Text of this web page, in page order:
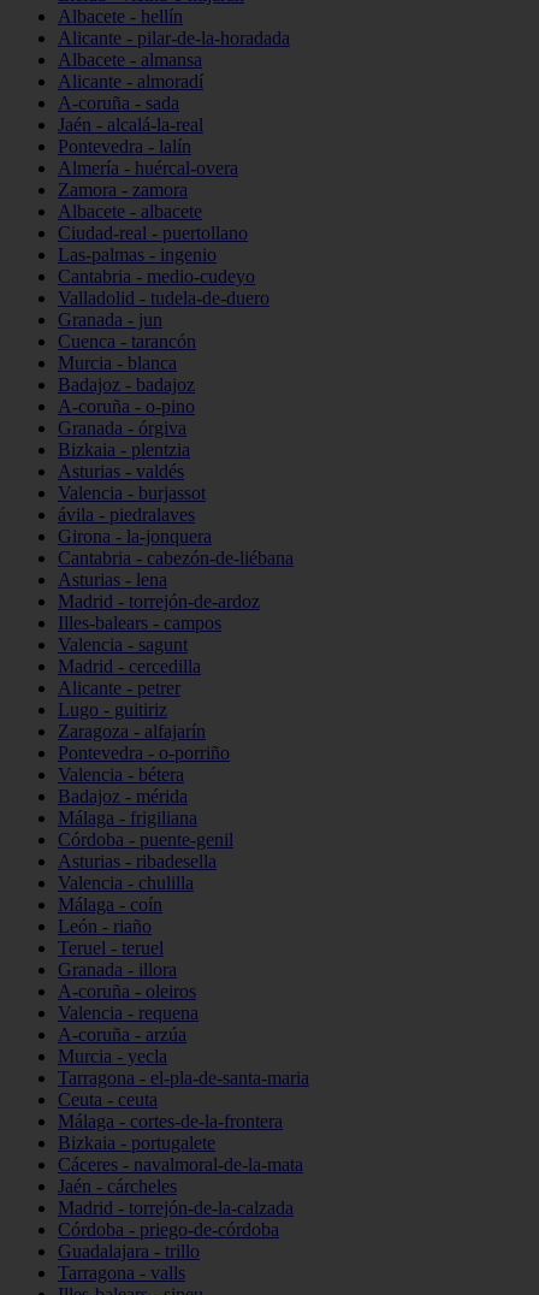
Albacete - hellín
Alicante - pilar-de-la-horadada
Albacete - almansa
Alicante - almoradí
A-coruña - sada
Jaén - alcalá-la-real
Pontevedra - lalín
Almería - huércal-overa
Zamora - zamora
Albacete - albacete
Ciudad-real - puertollano
Las-palmas - ingenio
Cantabria - medio-cudeyo
Valladolid - tudela-de-duero
Granada - jun
Cuenca - tarancón
Murcia - blanca
Badajoz - badajoz
A-coruña - o-pino
Granada - órgiva
Bizkaia - plentzia
Asturias - valdés
Valencia - burjassot
ávila - piedralaves
Girona - la-jonquera
Cantabria - cabezón-de-liébana
Asturias - lena
Madrid - torrejón-de-ardoz
Illes-balears - campos
Valencia - sagunt
Madrid - cercedilla
Alicante - petrer
Lugo - guitiriz
Zaragoza - alfajarín
Pontevedra - o-porriño
Valencia - bétera
Badajoz - mérida
Málaga - frigiliana
Córdoba - puente-genil
Asturias - ribadesella
Valencia - chulilla
Málaga - coín
León - riaño
Teruel - teruel
Granada - illora
A-coruña - oleiros
Valencia - requena
A-coruña - arzúa
Murcia - yecla
Tarragona - el-pla-de-santa-maria
Ceuta - ceuta
Málaga - cortes-de-la-frontera
Bizkaia - portugalete
Cáceres - navalmoral-de-la-mata
Jaén - cárcheles
Madrid - torrejón-de-la-calzada
Córdoba - priego-de-córdoba
Guadalajara - trillo
Tarragona - valls